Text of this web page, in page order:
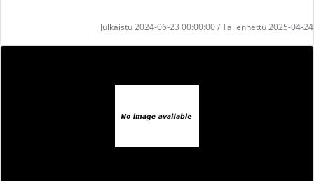
Julkaistu 2024-06-23 00:00:00 / Tallennettu 2025-04-24